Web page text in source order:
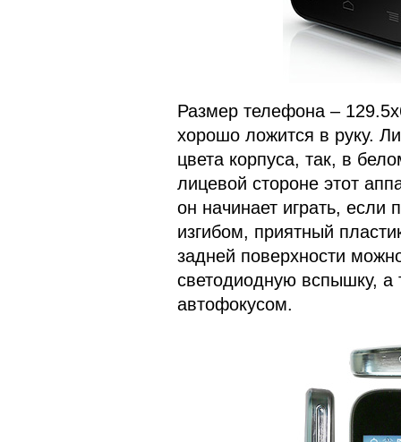
Размер телефона –
хорошо ложится в руку.
цвета корпуса, так, в
лицевой стороне этот
он начинает играть, если
изгибом, приятный
задней поверхности
светодиодную вспышку, а
автофокусом.